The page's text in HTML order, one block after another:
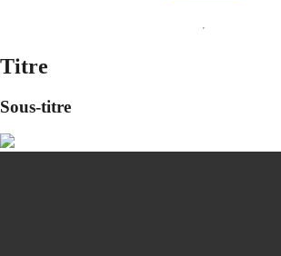
Titre
Sous-titre